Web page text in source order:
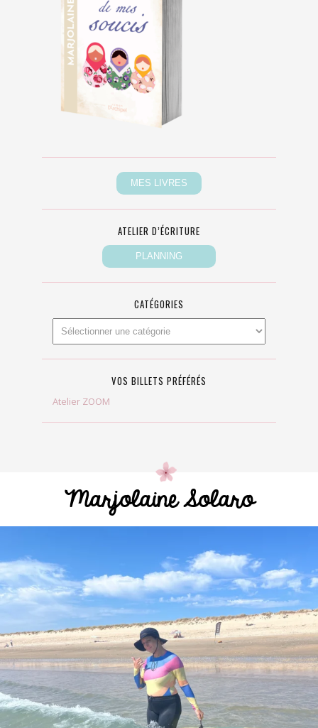
ATELIER D’ÉCRITURE
CATÉGORIES
VOS BILLETS PRÉFÉRÉS
Atelier ZOOM
Marjolaine Solaro